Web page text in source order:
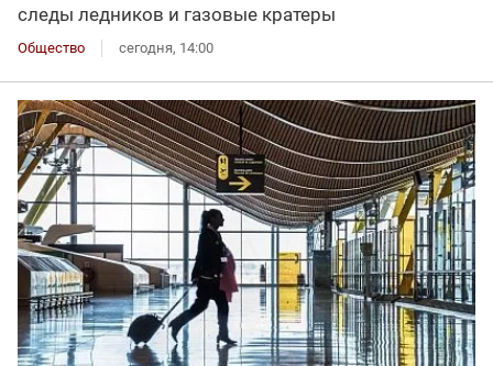
следы ледников и газовые кратеры
Общество сегодня, 14:00